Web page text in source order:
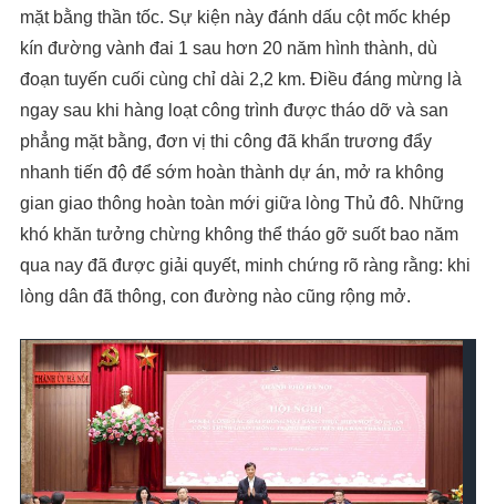
mặt bằng thần tốc. Sự kiện này đánh dấu cột mốc khép
kín đường vành đai 1 sau hơn 20 năm hình thành, dù
đoạn tuyến cuối cùng chỉ dài 2,2 km. Điều đáng mừng là
ngay sau khi hàng loạt công trình được tháo dỡ và san
phẳng mặt bằng, đơn vị thi công đã khẩn trương đẩy
nhanh tiến độ để sớm hoàn thành dự án, mở ra không
gian giao thông hoàn toàn mới giữa lòng Thủ đô. Những
khó khăn tưởng chừng không thể tháo gỡ suốt bao năm
qua nay đã được giải quyết, minh chứng rõ ràng rằng: khi
lòng dân đã thông, con đường nào cũng rộng mở.